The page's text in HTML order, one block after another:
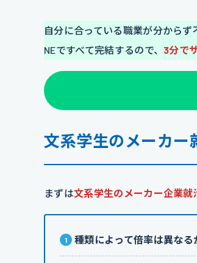
自分に合っている職業が分からず
NEですべて完結するので、 3分で
文系学生のメーカー
まずは文系学生のメーカー企業就
種類によって倍率は異なる